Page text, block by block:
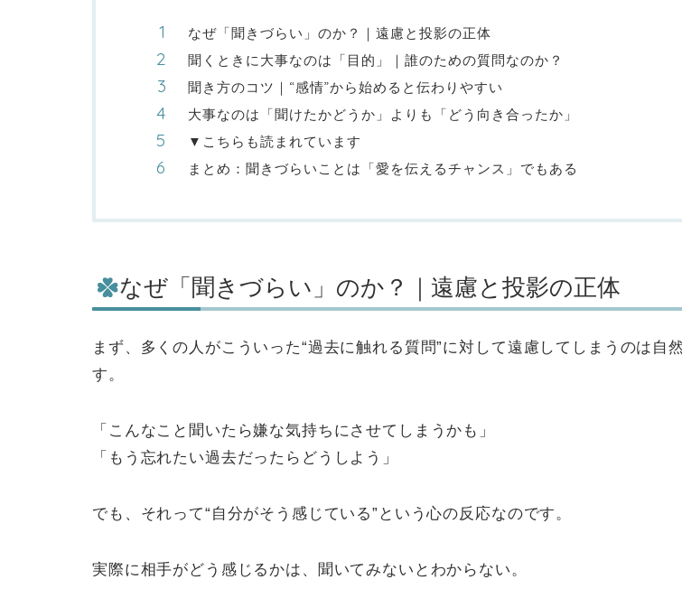
なぜ「聞きづらい」のか？｜遠慮と投影の正体
聞くときに大事なのは「目的」｜誰のための質問なのか？
聞き方のコツ｜“感情”から始めると伝わりやすい
大事なのは「聞けたかどうか」よりも「どう向き合ったか」
▼こちらも読まれています
まとめ：聞きづらいことは「愛を伝えるチャンス」でもある
なぜ「聞きづらい」のか？｜遠慮と投影の正体
まず、多くの人がこういった“過去に触れる質問”に対して遠慮してしまうのは自
す。
「こんなこと聞いたら嫌な気持ちにさせてしまうかも」
「もう忘れたい過去だったらどうしよう」
でも、それって“自分がそう感じている”という心の反応なのです。
実際に相手がどう感じるかは、聞いてみないとわからない。